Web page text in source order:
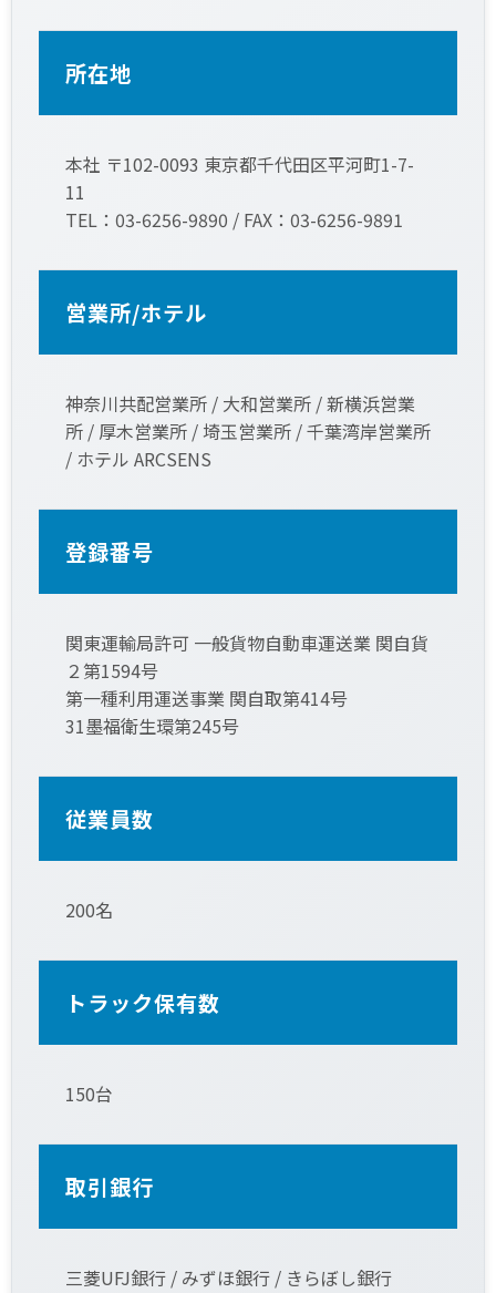
所在地
本社 〒102-0093 東京都千代田区平河町1-7-
11
TEL：03-6256-9890 / FAX：03-6256-9891
営業所/ホテル
神奈川共配営業所 / 大和営業所 / 新横浜営業
所 / 厚木営業所 / 埼玉営業所 / 千葉湾岸営業所
/ ホテル ARCSENS
登録番号
関東運輸局許可 一般貨物自動車運送業 関自貨
２第1594号
第一種利用運送事業 関自取第414号
31墨福衛生環第245号
従業員数
200名
トラック保有数
150台
取引銀行
三菱UFJ銀行 / みずほ銀行 / きらぼし銀行